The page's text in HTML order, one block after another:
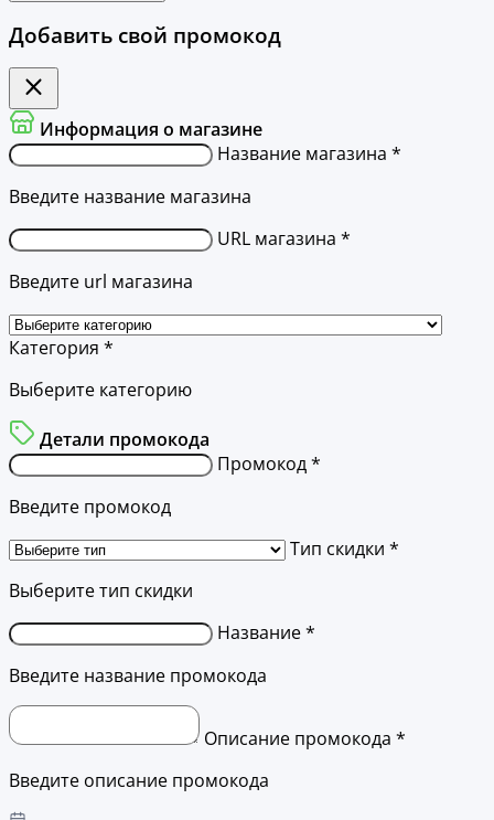
Добавить свой промокод
Информация о магазине
Название магазина *
Введите название магазина
URL магазина *
Введите url магазина
Категория *
Выберите категорию
Детали промокода
Промокод *
Введите промокод
Тип скидки *
Выберите тип скидки
Название *
Введите название промокода
Описание промокода *
Введите описание промокода